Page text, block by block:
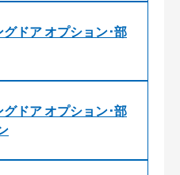
ドア オプション･部
ドア オプション･部